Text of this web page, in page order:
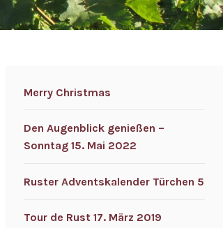
Merry Christmas
Den Augenblick genießen –
Sonntag 15. Mai 2022
Ruster Adventskalender Türchen 5
Tour de Rust 17. März 2019